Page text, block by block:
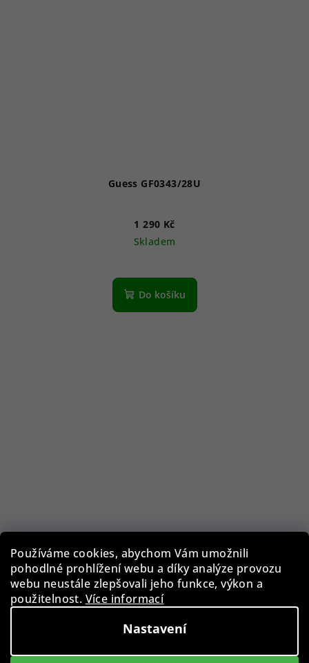
Používáme cookies, abychom Vám umožnili
pohodlné prohlížení webu a díky analýze provozu
webu neustále zlepšovali jeho funkce, výkon a
použitelnost. Více informací
Nastavení
Guess GF0343/28U
1 290 Kč
Skladem
Do košíku
Guess GF0344/28U
Skladem